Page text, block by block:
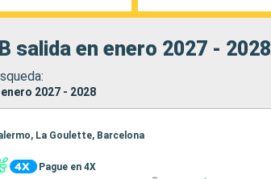
salida en enero 2027 - 2028
enero 2027 - 2028
La Goulette, Barcelona
Pague en 4X